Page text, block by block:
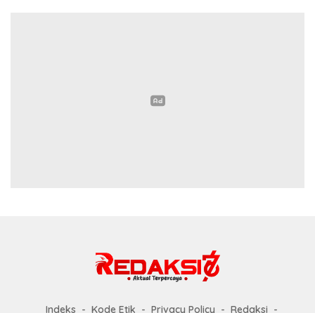
Indeks Kode Etik Privacy Policy Redaksi